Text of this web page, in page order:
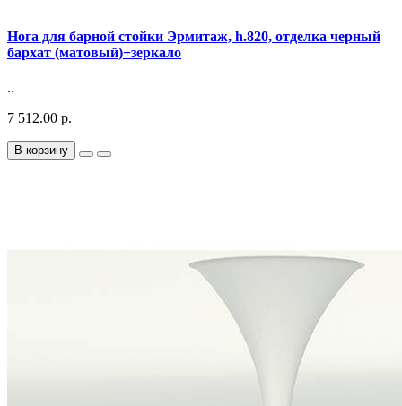
Нога для барной стойки Эрмитаж, h.820, отделка черный
бархат (матовый)+зеркало
..
7 512.00 р.
В корзину